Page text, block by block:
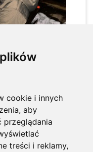
cookie i innych
aby
przeglądania
treści i reklamy,